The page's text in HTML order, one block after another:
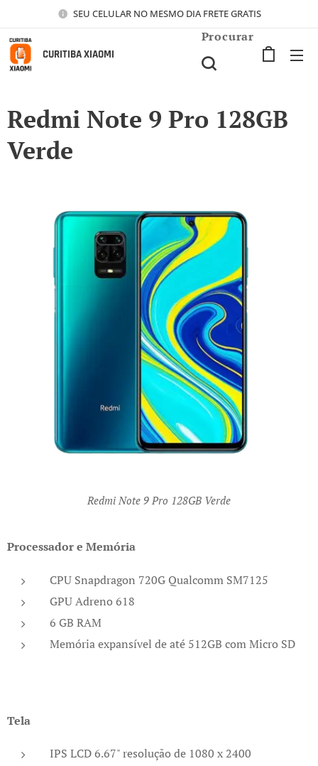
SEU CELULAR NO MESMO DIA FRETE GRATIS
CURITIBA XIAOMI
Procurar
Redmi Note 9 Pro 128GB
Verde
Redmi Note 9 Pro 128GB Verde
Processador e Memória
CPU Snapdragon 720G Qualcomm SM7125
GPU Adreno 618
6 GB RAM
Memória expansível de até 512GB com Micro SD
Tela
IPS LCD 6.67" resolução de 1080 x 2400